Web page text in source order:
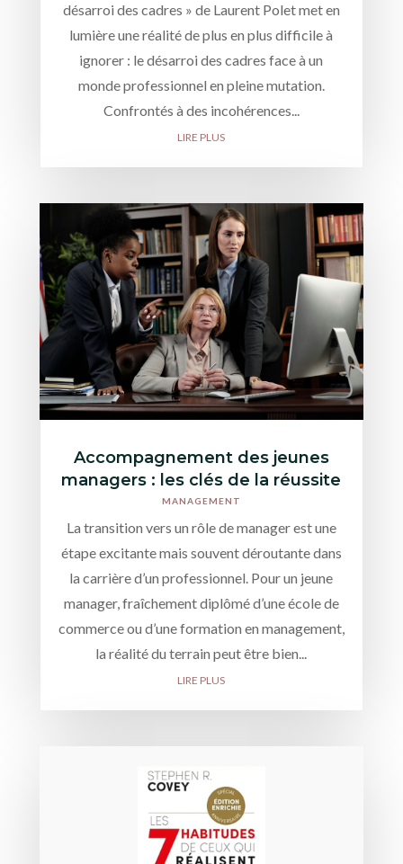
désarroi des cadres » de Laurent Polet met en
lumière une réalité de plus en plus difficile à
ignorer : le désarroi des cadres face à un
monde professionnel en pleine mutation.
Confrontés à des incohérences...
LIRE PLUS
Accompagnement des jeunes
managers : les clés de la réussite
MANAGEMENT
La transition vers un rôle de manager est une
étape excitante mais souvent déroutante dans
la carrière d’un professionnel. Pour un jeune
manager, fraîchement diplômé d’une école de
commerce ou d’une formation en management,
la réalité du terrain peut être bien...
LIRE PLUS